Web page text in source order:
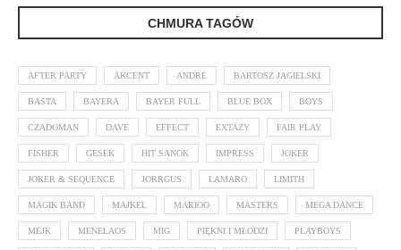
CHMURA TAGÓW
AFTER PARTY AKCENT ANDRE BARTOSZ JAGIELSKI
BASTA BAYERA BAYER FULL BLUE BOX BOYS
CZADOMAN DAVE EFFECT EXTAZY FAIR PLAY
FISHER GESEK HIT SANOK IMPRESS JOKER
JOKER & SEQUENCE JORRGUS LAMARO LIMITH
MAGIK BAND MAJKEL MARIOO MASTERS MEGA DANCE
MEJK MENELAOS MIG PIĘKNI I MŁODZI PLAYBOYS